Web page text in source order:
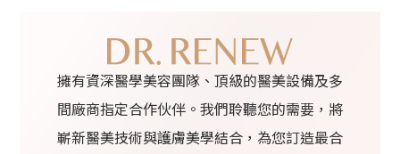
擁有資深醫學美容團隊、頂級的醫美設備及多
間廠商指定合作伙伴。我們聆聽您的需要，將
嶄新醫美技術與護膚美學結合，為您訂造最合